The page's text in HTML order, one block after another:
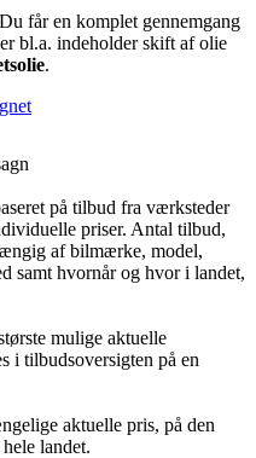
får en komplet gennemgang
bl.a. indeholder skift af olie
.
på tilbud fra værksteder
priser. Antal tilbud,
af bilmærke, model,
samt hvornår og hvor i landet,
mulige aktuelle
i tilbudsoversigten på en
aktuelle pris, på den
landet.